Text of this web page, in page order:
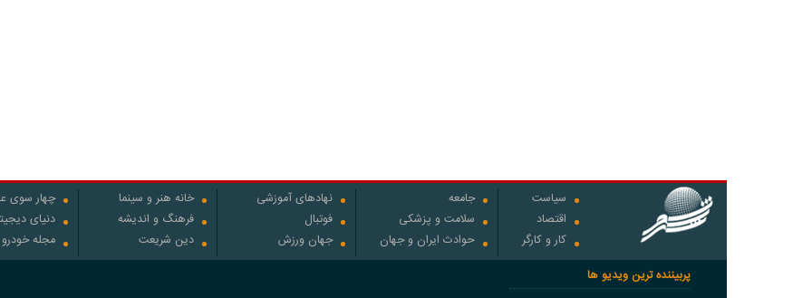
سیاست
اقتصاد
کار و کارگر
جامعه
سلامت و پزشکی
حوادث ایران و جهان
نهادهای آموزشی
فوتبال
جهان ورزش
خانه هنر و سینما
فرهنگ و اندیشه
دین شریعت
چهار سوی
دنیای
مجله خودرو
پربیننده ترین ویدیو ها